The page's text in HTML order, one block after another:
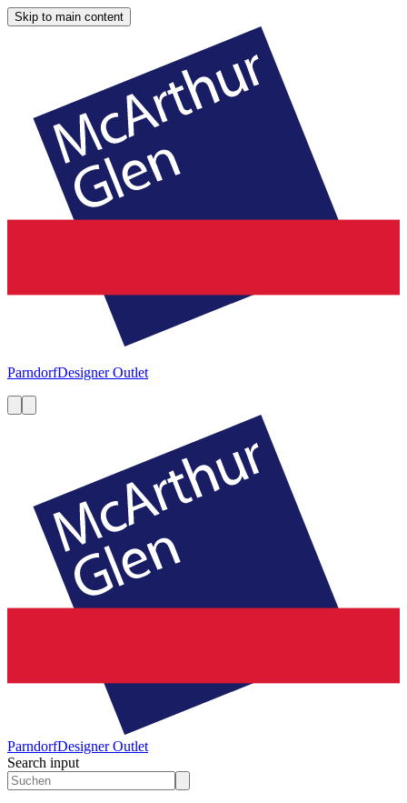
Skip to main content
ParndorfDesigner Outlet
ParndorfDesigner Outlet
Search input